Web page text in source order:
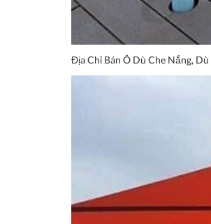
Địa Chỉ Bán Ô Dù Che Nắng,